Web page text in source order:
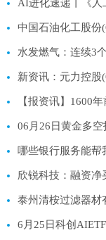
水发燃气：连续3
【报资讯】1600
06月26日黄金多
哪些银行服务能帮